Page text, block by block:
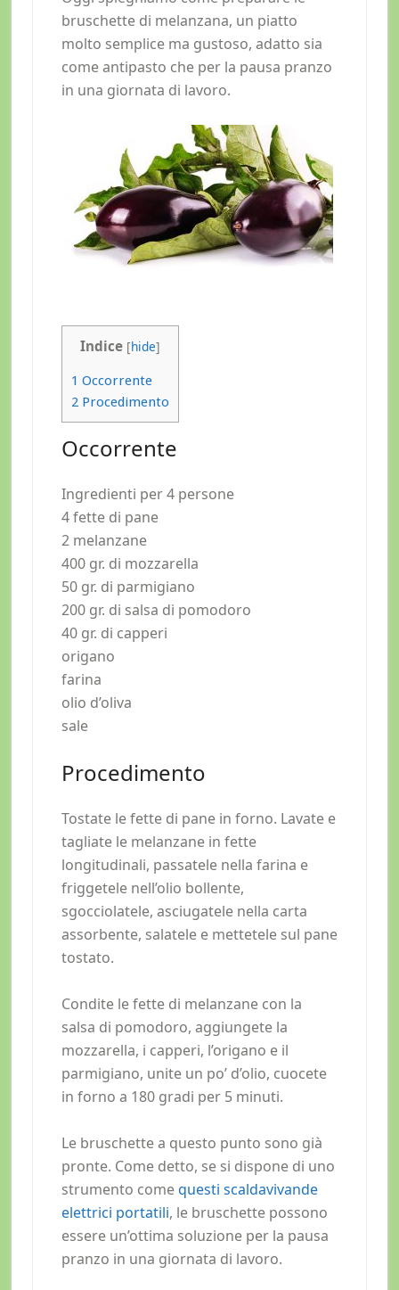
bruschette di melanzana, un piatto
molto semplice ma gustoso, adatto sia
come antipasto che per la pausa pranzo
in una giornata di lavoro.
Indice [hide]
1 Occorrente
2Procedimento
Occorrente
Ingredienti per 4 persone
4 fette di pane
2 melanzane
400 gr. di mozzarella
50 gr. di parmigiano
200 gr. di salsa di pomodoro
40 gr. di capperi
origano
farina
olio d’oliva
sale
Procedimento
Tostate le fette di pane in forno. Lavate e
tagliate le melanzane in fette
longitudinali, passatele nella farina e
friggetele nell’olio bollente,
sgocciolatele, asciugatele nella carta
assorbente, salatele e mettetele sul pane
tostato.
Condite le fette di melanzane con la
salsa di pomodoro, aggiungete la
mozzarella, i capperi, l’origano e il
parmigiano, unite un po’ d’olio, cuocete
in forno a 180 gradi per 5 minuti.
Le bruschette a questo punto sono già
pronte. Come detto, se si dispone di uno
strumento comequesti scaldavivande
elettrici portatili, le bruschette possono
essere un’ottima soluzione per la pausa
pranzo in una giornata di lavoro.